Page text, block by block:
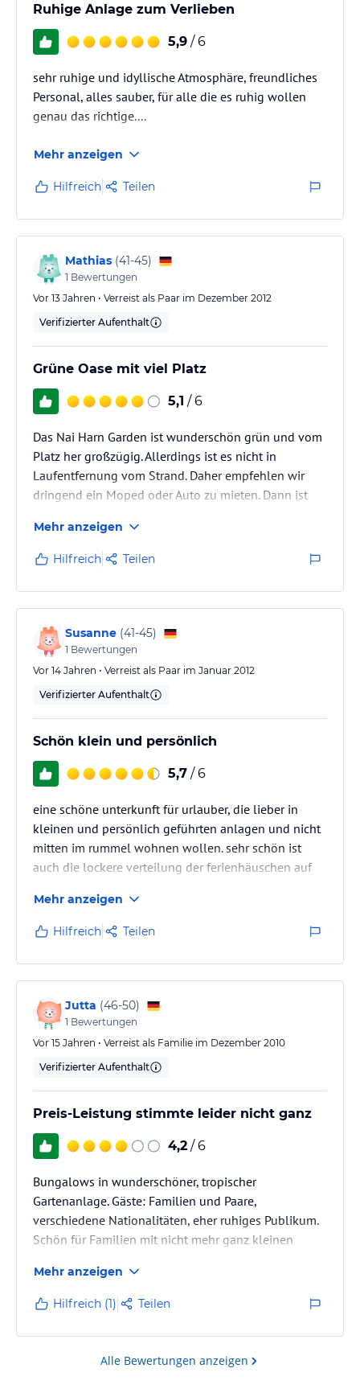
Ruhige Anlage zum Verlieben
5,9 / 6
sehr ruhige und idyllische Atmosphäre, freundliches
Personal, alles sauber, für alle die es ruhig wollen
genau das richtige....
Mehr anzeigen
Hilfreich Teilen
Mathias (41-45)
1 Bewertungen
Vor 13 Jahren • Verreist als Paar im Dezember 2012
Verifizierter Aufenthalt
Grüne Oase mit viel Platz
5,1 / 6
Das Nai Harn Garden ist wunderschön grün und vom
Platz her großzügig. Allerdings ist es nicht in
Laufentfernung vom Strand. Daher empfehlen wir
dringend ein Moped oder Auto zu mieten. Dann ist
nicht weit (Empfehlung zum Abendessen). Außerdem
kann man innerhalb von 15 Minuten zu malerischen
kleinen Buchten wie Ao San oder Ya nui fahren. Das
Frühstück im Hotel war einfach aber außreichend. Wir
haben es vorgezogen am zweiten Strandlokal in der
Ya Nui Bucht mit Blick…
Mehr anzeigen
Hilfreich Teilen
Susanne (41-45)
1 Bewertungen
Vor 14 Jahren • Verreist als Paar im Januar 2012
Verifizierter Aufenthalt
Schön klein und persönlich
5,7 / 6
eine schöne unterkunft für urlauber, die lieber in
kleinen und persönlich geführten anlagen und nicht
mitten im rummel wohnen wollen. sehr schön ist
auch die lockere verteilung der ferienhäuschen auf
Mehr anzeigen
Hilfreich Teilen
Jutta (46-50)
1 Bewertungen
Vor 15 Jahren • Verreist als Familie im Dezember 2010
Verifizierter Aufenthalt
Preis-Leistung stimmte leider nicht ganz
4,2 / 6
Bungalows in wunderschöner, tropischer
Gartenanlage. Gäste: Familien und Paare,
verschiedene Nationalitäten, eher ruhiges Publikum.
Schön für Familien mit nicht mehr ganz kleinen
Die Anlage punktet zweifellos mit ihrem tropischen
Gartenparadies, das in einer Seen/Sumpflandschaft
angelegt wurde. Kleine Kinder können deshalb auch
auf dem Spielplatz nicht ohne Aufsicht sein, da die
Mehr anzeigen
Hilfreich (1) Teilen
Alle Bewertungen anzeigen